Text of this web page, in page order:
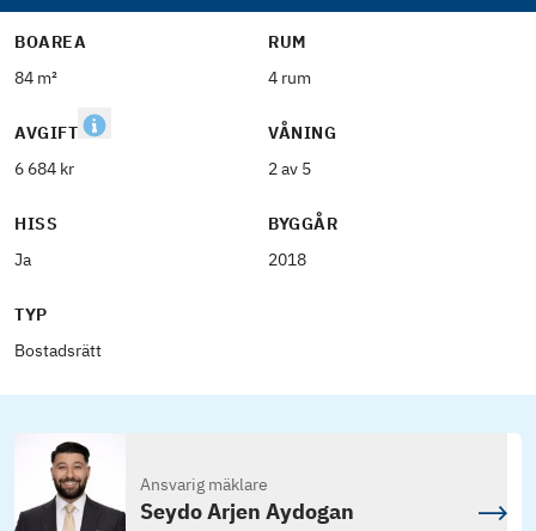
BOAREA
84 m²
RUM
4 rum
AVGIFT
6 684 kr
VÅNING
2 av 5
HISS
Ja
BYGGÅR
2018
TYP
Bostadsrätt
Ansvarig mäklare
Seydo Arjen Aydogan